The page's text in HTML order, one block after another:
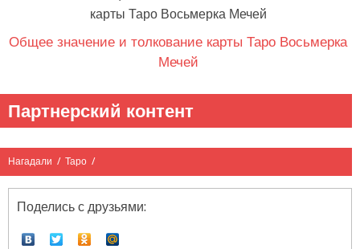
Общее значение и толкование карты Таро Восьмерка
Мечей
Партнерский контент
Нагадали / Таро /
Поделись с друзьями: